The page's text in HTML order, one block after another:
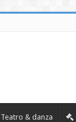
Teatro & danza